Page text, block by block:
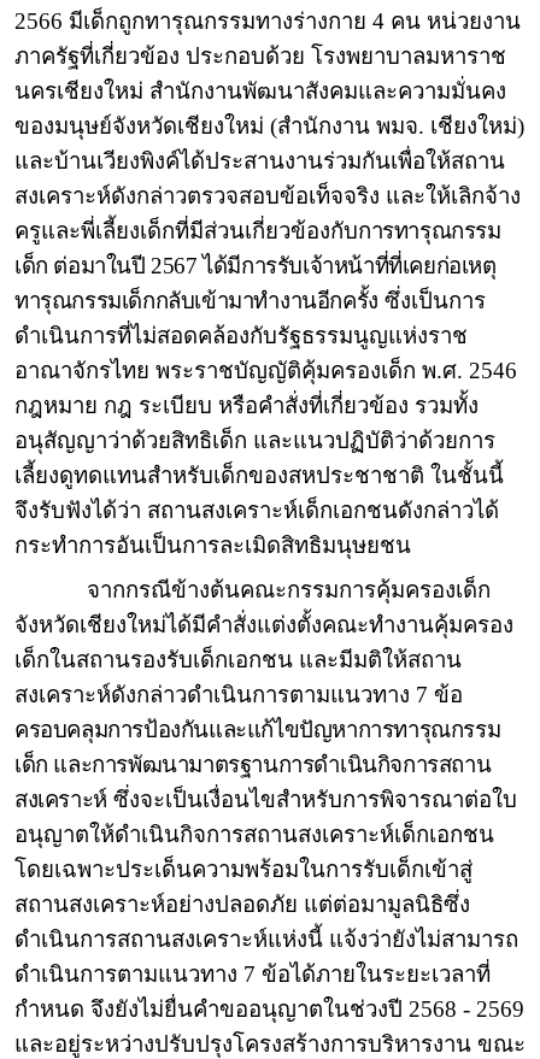
2566 มีเด็กถูกทารุณกรรมทางร่างกาย 4 คน หน่วยงาน
ภาครัฐที่เกี่ยวข้อง ประกอบด้วย โรงพยาบาลมหาราช
นครเชียงใหม่ สำนักงานพัฒนาสังคมและความมั่นคง
ของมนุษย์จังหวัดเชียงใหม่ (สำนักงาน พมจ. เชียงใหม่)
และบ้านเวียงพิงค์ได้ประสานงานร่วมกันเพื่อให้สถาน
สงเคราะห์ดังกล่าวตรวจสอบข้อเท็จจริง และให้เลิกจ้าง
ครูและพี่เลี้ยงเด็กที่มีส่วนเกี่ยวข้องกับการทารุณกรรม
เด็ก ต่อมาในปี 2567 ได้มีการรับเจ้าหน้าที่ที่เคยก่อเหตุ
ทารุณกรรมเด็กกลับเข้ามาทำงานอีกครั้ง ซึ่งเป็นการ
ดำเนินการที่ไม่สอดคล้องกับรัฐธรรมนูญแห่งราช
อาณาจักรไทย พระราชบัญญัติคุ้มครองเด็ก พ.ศ. 2546
กฎหมาย กฎ ระเบียบ หรือคำสั่งที่เกี่ยวข้อง รวมทั้ง
อนุสัญญาว่าด้วยสิทธิเด็ก และแนวปฏิบัติว่าด้วยการ
เลี้ยงดูทดแทนสำหรับเด็กของสหประชาชาติ ในชั้นนี้
จึงรับฟังได้ว่า สถานสงเคราะห์เด็กเอกชนดังกล่าวได้
กระทำการอันเป็นการละเมิดสิทธิมนุษยชน
จากกรณีข้างต้นคณะกรรมการคุ้มครองเด็ก
จังหวัดเชียงใหม่ได้มีคำสั่งแต่งตั้งคณะทำงานคุ้มครอง
เด็กในสถานรองรับเด็กเอกชน และมีมติให้สถาน
สงเคราะห์ดังกล่าวดำเนินการตามแนวทาง 7 ข้อ
ครอบคลุมการป้องกันและแก้ไขปัญหาการทารุณกรรม
เด็ก และการพัฒนามาตรฐานการดำเนินกิจการสถาน
สงเคราะห์ ซึ่งจะเป็นเงื่อนไขสำหรับการพิจารณาต่อใบ
อนุญาตให้ดำเนินกิจการสถานสงเคราะห์เด็กเอกชน
โดยเฉพาะประเด็นความพร้อมในการรับเด็กเข้าสู่
สถานสงเคราะห์อย่างปลอดภัย แต่ต่อมามูลนิธิซึ่ง
ดำเนินการสถานสงเคราะห์แห่งนี้ แจ้งว่ายังไม่สามารถ
ดำเนินการตามแนวทาง 7 ข้อได้ภายในระยะเวลาที่
กำหนด จึงยังไม่ยื่นคำขออนุญาตในช่วงปี 2568 - 2569
และอยู่ระหว่างปรับปรุงโครงสร้างการบริหารงาน ขณะ